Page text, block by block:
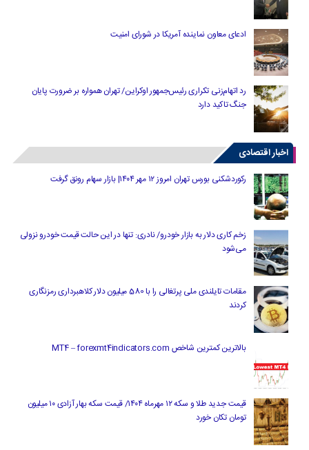
ادعای معاون نماینده آمریکا در شورای امنیت
رد اتهام‌زنی تکراری رئیس‌جمهور اوکراین/ تهران همواره بر ضرورت پایان
جنگ تاکید دارد
اخبار اقتصادی
رکوردشکنی بورس تهران امروز ۱۲ مهر ۱۴۰۴| بازار سهام رونق گرفت
زخم کاری دلار به بازار خودرو/ نادری: تنها در این حالت قیمت خودرو نزولی
می‌شود
مقامات تایلندی ملی پرتغالی را با 580 میلیون دلار کلاهبرداری رمزنگاری
کردند
بالاترین کمترین شاخص MT4 – forexmt4indicators.com
قیمت جدید طلا و سکه ۱۲ مهرماه ۱۴۰۴/ قیمت سکه بهار آزادی ۱۰ میلیون
تومان تکان خورد